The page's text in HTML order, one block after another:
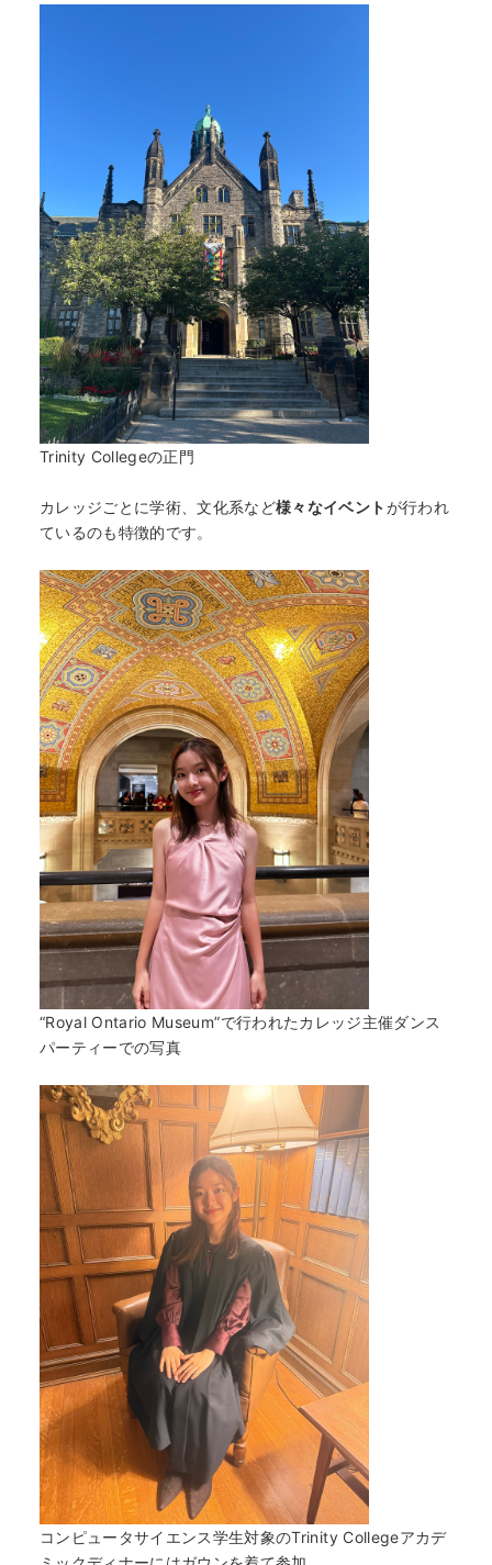
Trinity Collegeの正門
カレッジごとに学術、文化系など様々なイベントが行われ
ているのも特徴的です。
“Royal Ontario Museum”で行われたカレッジ主催ダンス
パーティーでの写真
コンピュータサイエンス学生対象のTrinity Collegeアカデ